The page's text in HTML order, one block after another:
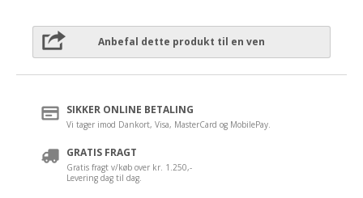
Anbefal dette produkt til en ven
SIKKER ONLINE BETALING
Vi tager imod Dankort, Visa, MasterCard og MobilePay.
GRATIS FRAGT
Gratis fragt v/køb over kr. 1.250,-
Levering dag til dag.